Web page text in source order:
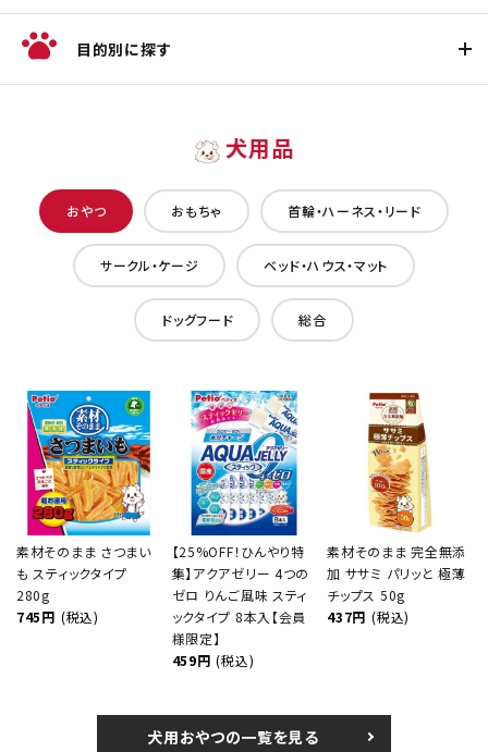
目的別に探す
犬用品
おやつ おもちゃ 首輪・ハーネス・リード
サークル・ケージ ベッド・ハウス・マット
ドッグフード 総合
素材そのまま さつまい
も スティックタイプ
280g
745円 (税込)
【25%OFF！ひんやり特
集】アクアゼリー 4つの
ゼロ りんご風味 スティ
ックタイプ 8本入【会員
様限定】
459円 (税込)
素材そのまま 完全無添
加 ササミ パリッと 極薄
チップス 50g
437円 (税込)
犬用おやつの一覧を見る